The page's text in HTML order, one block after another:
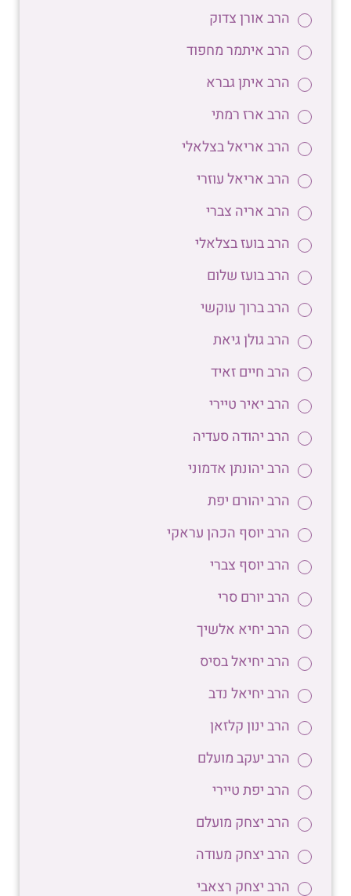
הרב אורן צדוק
הרב איתמר מחפוד
הרב איתן גברא
הרב ארז רמתי
הרב אריאל בצלאלי
הרב אריאל עוזרי
הרב אריה צברי
הרב בועז בצלאלי
הרב בועז שלום
הרב ברוך עוקשי
הרב גולן גיאת
הרב חיים זאיד
הרב יאיר טיירי
הרב יהודה סעדיה
הרב יהונתן אדמוני
הרב יהורם יפת
הרב יוסף הכהן עראקי
הרב יוסף צברי
הרב יורם סרי
הרב יחיא אלשיך
הרב יחיאל בסיס
הרב יחיאל נדב
הרב ינון קלזאן
הרב יעקב מועלם
הרב יפת טיירי
הרב יצחק מועלם
הרב יצחק מעודה
הרב יצחק רצאבי